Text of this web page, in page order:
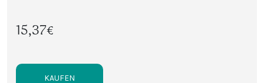
15,37€
KAUFEN